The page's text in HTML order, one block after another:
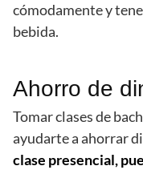
cómodamente y
bebida.
Ahorro de
Tomar clases de
ayudarte a ahorrar
clase presencial,